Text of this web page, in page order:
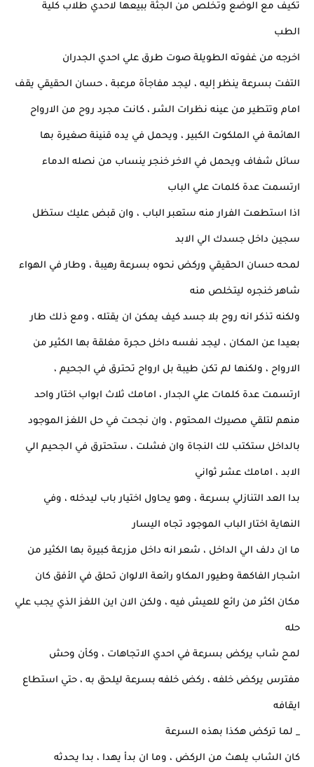
تكيف مع الوضع وتخلص من الجثة ببيعها لاحدي طلاب كلية
الطب
اخرجه من غفوته الطويلة صوت طرق علي احدي الجدران
التفت بسرعة ينظر إليه ، ليجد مفاجأة مرعبة ، حسان الحقيقي يقف
امام وتتطير من عينه نظرات الشر ، كانت مجرد روح من الارواح
الهائمة في الملكوت الكبير ، ويحمل في يده قنينة صغيرة بها
سائل شفاف ويحمل في الاخر خنجر ينساب من نصله الدماء
ارتسمت عدة كلمات علي الباب
اذا استطعت الفرار منه ستعبر الباب ، وان قبض عليك ستظل
سجين داخل جسدك الي الابد
لمحه حسان الحقيقي وركض نحوه بسرعة رهيبة ، وطار في الهواء
شاهر خنجره ليتخلص منه
ولكنه تذكر انه روح بلا جسد كيف يمكن ان يقتله ، ومع ذلك طار
بعيدا عن المكان ، ليجد نفسه داخل حجرة مغلقة بها الكثير من
الارواح ، ولكنها لم تكن طيبة بل ارواح تحترق في الجحيم ،
ارتسمت عدة كلمات علي الجدار ، امامك ثلاث ابواب اختار واحد
منهم لتلقي مصيرك المحتوم ، وان نجحت في حل اللغز الموجود
بالداخل ستكتب لك النجاة وان فشلت ، ستحترق في الجحيم الي
الابد ، امامك عشر ثواني
بدا العد التنازلي بسرعة ، وهو يحاول اختيار باب ليدخله ، وفي
النهاية اختار الباب الموجود تجاه اليسار
ما ان دلف الي الداخل ، شعر انه داخل مزرعة كبيرة بها الكثير من
اشجار الفاكهة وطيور المكاو رائعة الالوان تحلق في الأفق كان
مكان اكثر من رائع للعيش فيه ، ولكن الان اين اللغز الذي يجب علي
حله
لمح شاب يركض بسرعة في احدي الاتجاهات ، وكأن وحش
مفترس يركض خلفه ، ركض خلفه بسرعة ليلحق به ، حتي استطاع
ايقافه
_ لما تركض هكذا بهذه السرعة
كان الشاب يلهث من الركض ، وما ان بدأ يهدا ، بدا يحدثه